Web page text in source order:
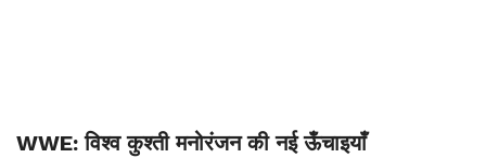
WWE: विश्व कुश्ती मनोरंजन की नई ऊँचाइयाँ